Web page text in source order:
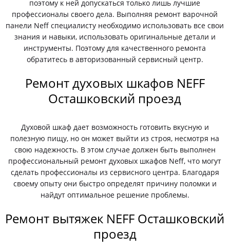
поэтому к ней допускаться только лишь лучшие
профессионалы своего дела. Выполняя ремонт варочной
панели Neff специалисту необходимо использовать все свои
знания и навыки, использовать оригинальные детали и
инструменты. Поэтому для качественного ремонта
обратитесь в авторизованный сервисный центр.
Ремонт духовых шкафов NEFF
Осташковский проезд
Духовой шкаф дает возможность готовить вкусную и
полезную пищу, но он может выйти из строя, несмотря на
свою надежность. В этом случае должен быть выполнен
профессиональный ремонт духовых шкафов Neff, что могут
сделать профессионалы из сервисного центра. Благодаря
своему опыту они быстро определят причину поломки и
найдут оптимальное решение проблемы.
Ремонт вытяжек NEFF Осташковский
проезд